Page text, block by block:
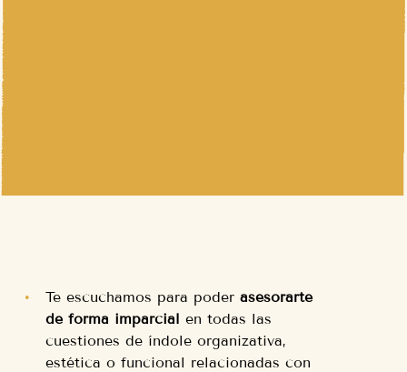
Te escuchamos para poder asesorarte
de forma imparcial en todas las
cuestiones de índole organizativa,
estética o funcional relacionadas con